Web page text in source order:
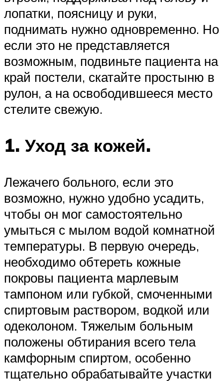
лопатки, поясницу и руки,
поднимать нужно одновременно. Но
если это не представляется
возможным, подвиньте пациента на
край постели, скатайте простыню в
рулон, а на освободившееся место
стелите свежую.
1. Уход за кожей.
Лежачего больного, если это
возможно, нужно удобно усадить,
чтобы он мог самостоятельно
умыться с мылом водой комнатной
температуры. В первую очередь,
необходимо обтереть кожные
покровы пациента марлевым
тампоном или губкой, смоченными
спиртовым раствором, водкой или
одеколоном. Тяжелым больным
положены обтирания всего тела
камфорным спиртом, особенно
тщательно обрабатывайте участки